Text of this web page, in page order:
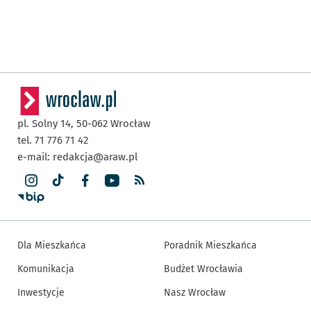
pl. Solny 14, 50-062 Wrocław
tel. 71 776 71 42
e-mail: redakcja@araw.pl
Dla Mieszkańca
Komunikacja
Inwestycje
Poradnik Mieszkańca
Budżet Wrocławia
Nasz Wrocław